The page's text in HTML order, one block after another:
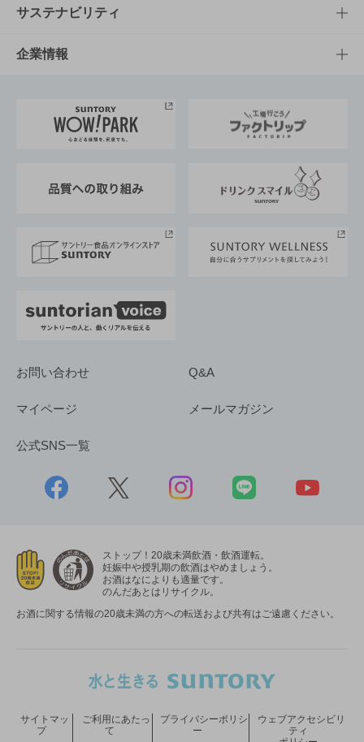
商品発売情報
栄養成分一覧
キャンペーン
工場見学
地域情報
文化・スポーツTOP
サントリーホール
サントリーサンバーズ大阪
サステナビリティ
サステナビリティTOP
サントリーが考えるサステナビリティ経営
企業情報
企業概要
採用情報
お問い合わせ Q&A
マイページ メールマガジン
公式SNS一覧
ストップ！20歳未満飲酒・飲酒運転。
妊娠中や授乳期の飲酒はやめましょう。
お酒はなによりも適量です。
のんだあとはリサイクル。
お酒に関する情報の20歳未満の方への転送および共有はご遠慮ください。
サイトマッ
プ
ご利用にあたっ
て
プライバシーポリシ
ー
ウェブアクセシビリ
ティ